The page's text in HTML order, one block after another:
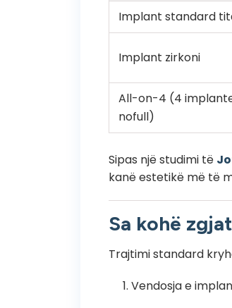
Implant standard
Implant zirkoni
All-on-4 (4
nofull)
Sipas një studimi të
kanë estetikë më të
Sa kohë
Trajtimi standard
Vendosja e